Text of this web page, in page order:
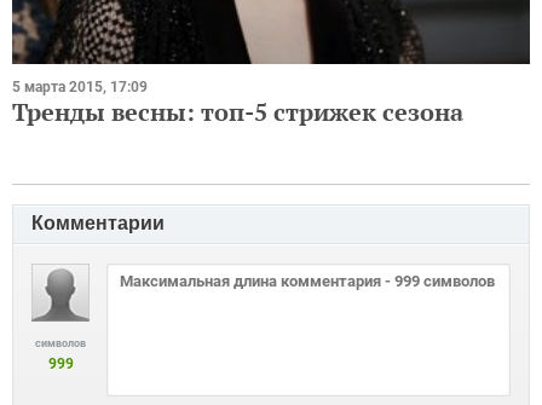
5 марта 2015, 17:09
Тренды весны: топ-5 стрижек сезона
Комментарии
символов
999